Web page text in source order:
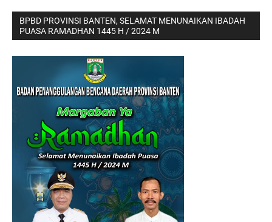
BPBD PROVINSI BANTEN, SELAMAT MENUNAIKAN IBADAH
PUASA RAMADHAN 1445 H / 2024 M